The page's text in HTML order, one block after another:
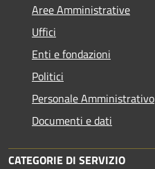
Aree Amministrative
Uffici
Enti e fondazioni
Politici
Personale Amministrativo
Documenti e dati
CATEGORIE DI SERVIZIO